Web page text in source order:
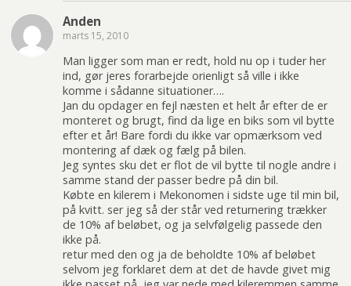
Anden
marts 15, 2010
Man ligger som man er redt, hold nu op i tuder her
ind, gør jeres forarbejde orienligt så ville i ikke
komme i sådanne situationer….
Jan du opdager en fejl næsten et helt år efter de er
monteret og brugt, find da lige en biks som vil bytte
efter et år! Bare fordi du ikke var opmærksom ved
montering af dæk og fælg på bilen.
Jeg syntes sku det er flot de vil bytte til nogle andre i
samme stand der passer bedre på din bil.
Købte en kilerem i Mekonomen i sidste uge til min bil,
på kvitt. ser jeg så der står ved returnering trækker
de 10% af beløbet, og ja selvfølgelig passede den
ikke på.
retur med den og ja de beholdte 10% af beløbet
selvom jeg forklaret dem at det de havde givet mig